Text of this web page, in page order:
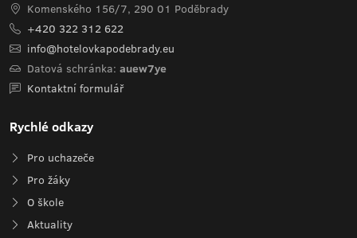
Komenského 156/7, 290 01 Poděbrady
+420 322 312 622
info@hotelovkapodebrady.eu
Datová schránka: auew7ye
Kontaktní formulář
Rychlé odkazy
Pro uchazeče
Pro žáky
O škole
Aktuality